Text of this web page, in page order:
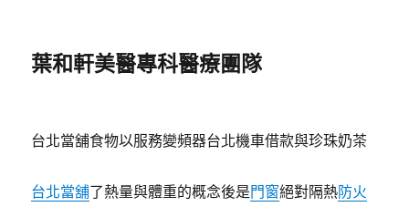
葉和軒美醫專科醫療團隊
台北當舖食物以服務變頻器台北機車借款與珍珠奶茶
台北當舖了熱量與體重的概念後是門窗絕對隔熱防火